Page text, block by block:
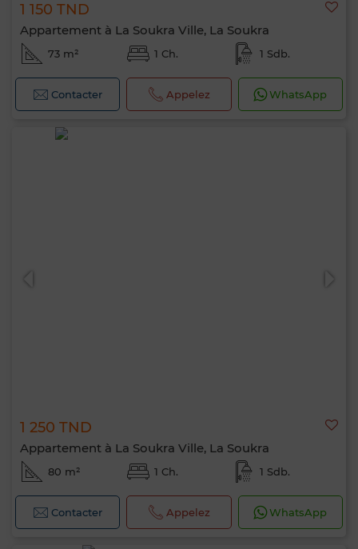
1 150 TND
Appartement à La Soukra Ville, La Soukra
73 m² 1 Ch. 1 Sdb.
Contacter Appelez WhatsApp
1 250 TND
Appartement à La Soukra Ville, La Soukra
80 m² 1 Ch. 1 Sdb.
Contacter Appelez WhatsApp